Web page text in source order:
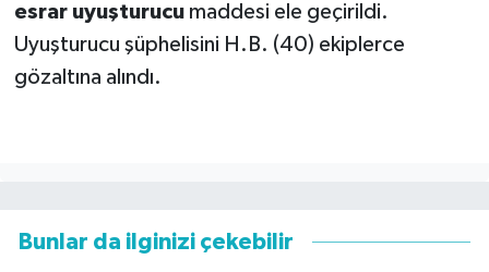
esrar uyuşturucumaddesi ele geçirildi.
Uyuşturucu şüphelisini H.B. (40) ekiplerce
gözaltına alındı.
Bunlar da ilginizi çekebilir